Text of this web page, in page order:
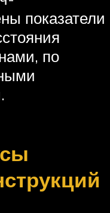
показатели
по